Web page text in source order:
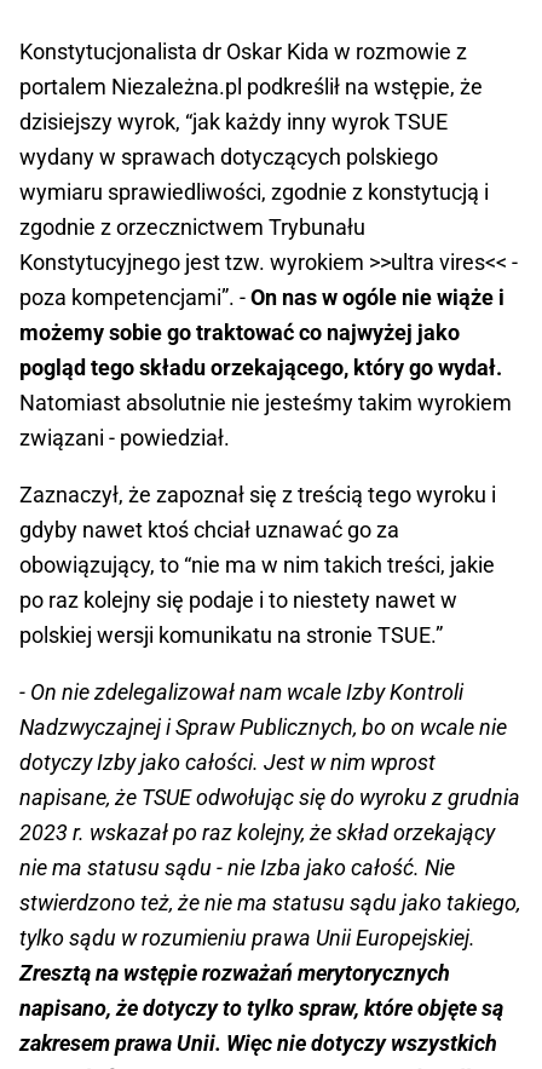
Konstytucjonalista dr Oskar Kida w rozmowie z
portalem Niezależna.pl podkreślił na wstępie, że
dzisiejszy wyrok, “jak każdy inny wyrok TSUE
wydany w sprawach dotyczących polskiego
wymiaru sprawiedliwości, zgodnie z konstytucją i
zgodnie z orzecznictwem Trybunału
Konstytucyjnego jest tzw. wyrokiem >>ultra vires<< -
poza kompetencjami”. -On nas w ogóle nie wiąże i
możemy sobie go traktować co najwyżej jako
pogląd tego składu orzekającego, który go wydał.
Natomiast absolutnie nie jesteśmy takim wyrokiem
związani - powiedział.
Zaznaczył, że zapoznał się z treścią tego wyroku i
gdyby nawet ktoś chciał uznawać go za
obowiązujący, to “nie ma w nim takich treści, jakie
po raz kolejny się podaje i to niestety nawet w
polskiej wersji komunikatu na stronie TSUE.”
- On nie zdelegalizował nam wcale Izby Kontroli
Nadzwyczajnej i Spraw Publicznych, bo on wcale nie
dotyczy Izby jako całości. Jest w nim wprost
napisane, że TSUE odwołując się do wyroku z grudnia
2023 r. wskazał po raz kolejny, że skład orzekający
nie ma statusu sądu - nie Izba jako całość. Nie
stwierdzono też, że nie ma statusu sądu jako takiego,
tylko sądu w rozumieniu prawa Unii Europejskiej.
Zresztą na wstępie rozważań merytorycznych
napisano, że dotyczy to tylko spraw, które objęte są
zakresem prawa Unii. Więc nie dotyczy wszystkich